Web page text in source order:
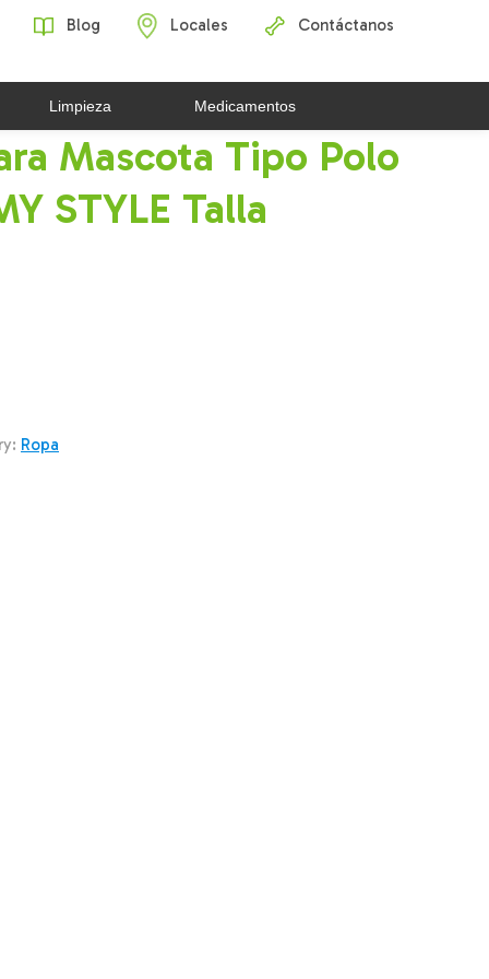
Blog Locales Contáctanos
Limpieza Medicamentos
Mascota Tipo Polo
STYLE Talla
Ropa